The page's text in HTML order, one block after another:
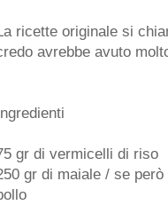
ricette originale si
avrebbe avuto
gr di vermicelli di riso
gr di maiale / se